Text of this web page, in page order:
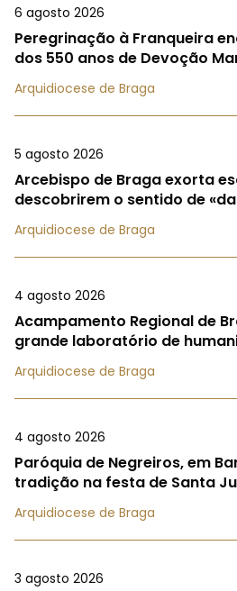
6 agosto 2026
Peregrinação à Franqueira
dos 550 anos de Devoção
Arquidiocese de Braga
5 agosto 2026
Arcebispo de Braga exorta
descobrirem o sentido de
Arquidiocese de Braga
4 agosto 2026
Acampamento Regional de
grande laboratório de
Arquidiocese de Braga
4 agosto 2026
Paróquia de Negreiros, em
tradição na festa de Santa
Arquidiocese de Braga
3 agosto 2026